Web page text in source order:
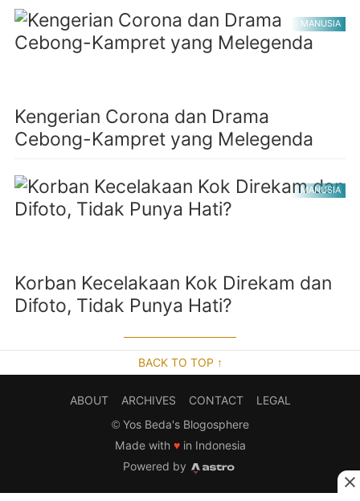
MANUSIA
Kengerian Corona dan Drama
Cebong-Kampret yang Melegenda
MANUSIA
Korban Kecelakaan Kok Direkam dan
Difoto, Tidak Punya Hati?
BACK TO TOP ↑
ABOUT ARCHIVES CONTACT
LEGAL
© Yos Beda's Blogosphere
Made with ♥in Indonesia
Powered by